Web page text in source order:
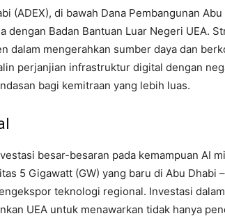
(ADEX), di bawah Dana Pembangunan
dengan Badan Bantuan Luar Negeri UEA.
dalam mengerahkan sumber daya dan
perjanjian infrastruktur digital dengan
bagi kemitraan yang lebih luas.
besar-besaran pada kemampuan AI
5 Gigawatt (GW) yang baru di Abu Dhabi
teknologi regional. Investasi
UEA untuk menawarkan tidak hanya